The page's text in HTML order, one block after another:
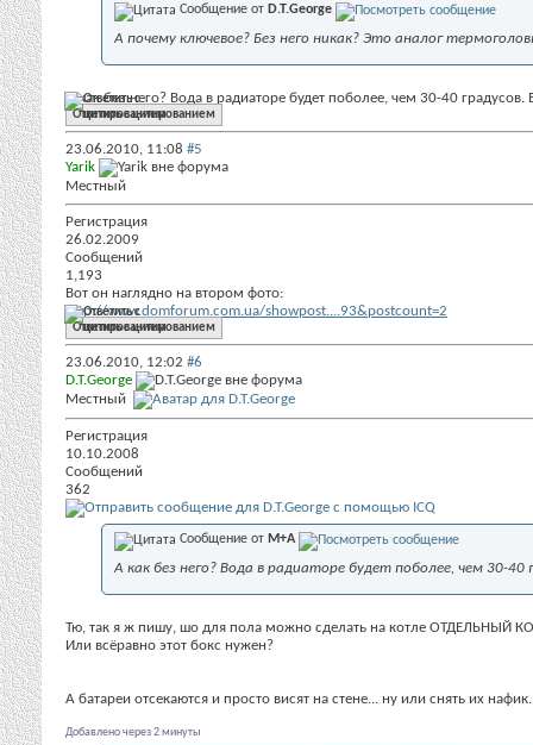
Сообщение от D.T.George
А почему ключевое? Без него никак? Это аналог
А как без него? Вода в радиаторе будет поболее, чем 30-40
Ответить с цитированием
23.06.2010, 11:08 #5
Yarik
Местный
Регистрация
26.02.2009
Сообщений
1,193
Вот он наглядно на втором фото:
http://www.domforum.com.ua/showpost....93&postcount=2
Ответить с цитированием
23.06.2010, 12:02 #6
D.T.George
Местный
Регистрация
10.10.2008
Сообщений
362
Сообщение от М+А
А как без него? Вода в радиаторе будет поболее, чем 30-
Тю, так я ж пишу, шо для пола можно сделать на котле ОТДЕЛЬНЫЙ
Или всёравно этот бокс нужен?
А батареи отсекаются и просто висят на стене... ну или снять их
Добавлено через 2 минуты